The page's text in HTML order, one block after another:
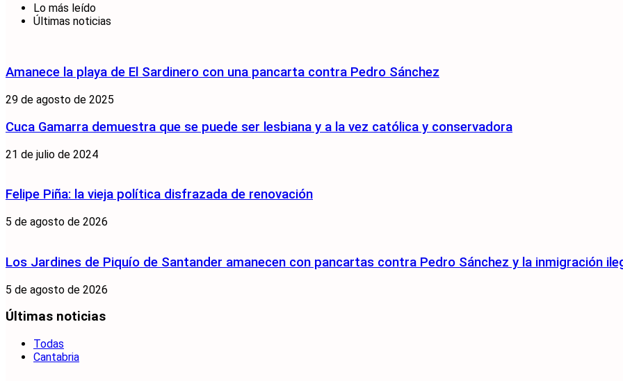
Lo más leído
Últimas noticias
Amanece la playa de El Sardinero con una pancarta contra Pedro Sánchez
29 de agosto de 2025
Cuca Gamarra demuestra que se puede ser lesbiana y a la vez católica y conservadora
21 de julio de 2024
Felipe Piña: la vieja política disfrazada de renovación
5 de agosto de 2026
Los Jardines de Piquío de Santander amanecen con pancartas contra Pedro Sánchez y la inmigración
5 de agosto de 2026
Últimas noticias
Todas
Cantabria